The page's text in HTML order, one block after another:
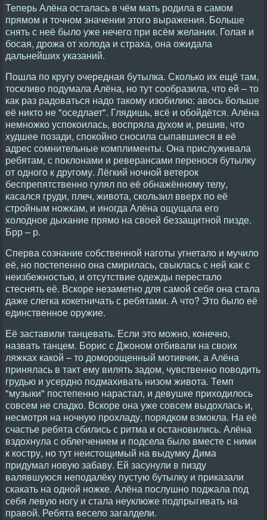
Теперь Алёна осталась в чём мать родила в самом
прямом и точном значении этого выражения. Больше
снять с неё было уже нечего при всём желании. Голая и
босая, дрожа от холода и страха, она ожидала
дальнейших указаний.
Пошла по кругу очередная бутылка. Сколько их ещё там,
тоскливо подумала Алёна, но тут сообразила, что ей – то
как раз радоваться надо такому изобилию: авось больше
её никто не "оседлает". Глядишь, всё и обойдётся. Алёна
немножко успокоилась, воспряла духом и, решив, что
худшее позади, спокойно сносила сыпавшиеся в её
адрес сомнительные комплименты. Она прислуживала
ребятам, с поклонами и реверансами перенося бутылку
от одного к другому. Лёгкий ночной ветерок
беспрепятственно гулял по её обнажённому телу,
касался груди, плеч, живота, скользил вверх по её
стройным ножкам, и иногда Алёна ощущала его
холодное дыхание прямо на своей беззащитной пизде.
Брр – р.
Сперва сознание собственной наготы угнетало и мучило
её, но постепенно она смирилась, свыклась с ней как с
неизбежностью, и отсутствие одежды перестало
стеснять её. Вскоре незаметно для самой себя она стала
даже слегка кокетничать с ребятами. А что? Это было её
единственное оружие.
Её заставили танцевать. Если это можно, конечно,
назвать танцем. Борис с Джоном отбивали на своих
ляжках какой – то доморощенный мотивчик, а Алёна
принялась в такт ему вилять задом, чувственно поводить
грудью и усердно подмахивать низом живота. Темп
"музыки" постепенно нарастал, и девушке приходилось
совсем не сладко. Вскоре она уже совсем выдохлась и,
несмотря на ночную прохладу, порядком взмокла. На её
счастье ребята сбились с ритма и остановились. Алёна
вздохнула с облегчением и подсела было вместе с ними
к костру, но тут неистощимый на выдумку Дима
придумал новую забаву. Ей засунули в пизду
валявшуюся неподалёку пустую бутылку и приказали
скакать на одной ножке. Алёна послушно поджала под
себя левую ногу и стала неуклюже подпрыгивать на
правой. Ребята весело загалдели.